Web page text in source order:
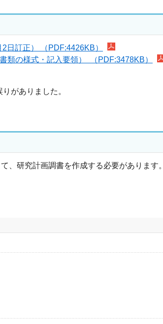
日訂正） （PDF:4426KB）
類の様式・記入要領） （PDF:3478KB）
がありました。
、研究計画調書を作成する必要があります。